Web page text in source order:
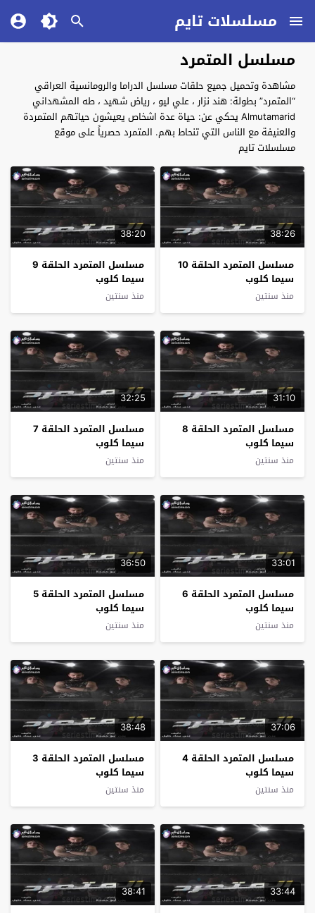
مسلسلات تايم
مسلسل المتمرد
مشاهدة وتحميل جميع حلقات مسلسل الدراما والرومانسية العراقي
“المتمرد” بطولة: هند نزار ، علي ليو ، رياض شهيد ، طه المشهداني
Almutamarid يحكي عن: حياة عدة اشخاص يعيشون حياتهم المتمردة
والعنيفة مع الناس التي تنحاط بهم. المتمرد حصرياً على موقع
مسلسلات تايم
38:26
مسلسل المتمرد الحلقة 10
سيما كلوب
منذ سنتين
38:20
مسلسل المتمرد الحلقة 9
سيما كلوب
منذ سنتين
31:10
مسلسل المتمرد الحلقة 8
سيما كلوب
منذ سنتين
32:25
مسلسل المتمرد الحلقة 7
سيما كلوب
منذ سنتين
33:01
مسلسل المتمرد الحلقة 6
سيما كلوب
منذ سنتين
36:50
مسلسل المتمرد الحلقة 5
سيما كلوب
منذ سنتين
37:06
مسلسل المتمرد الحلقة 4
سيما كلوب
منذ سنتين
38:48
مسلسل المتمرد الحلقة 3
سيما كلوب
منذ سنتين
33:44
38:41